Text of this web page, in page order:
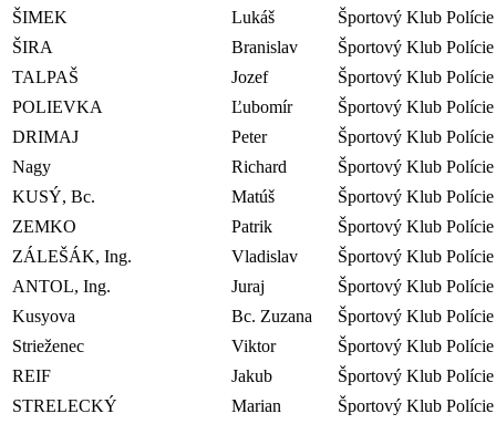
ŠIMEK
Lukáš
Športový Klub
ŠIRA
Branislav
Športový Klub
TALPAŠ
Jozef
Športový Klub
POLIEVKA
Ľubomír
Športový Klub
DRIMAJ
Peter
Športový Klub
Nagy
Richard
Športový Klub
KUSÝ, Bc.
Matúš
Športový Klub
ZEMKO
Patrik
Športový Klub
ZÁLEŠÁK, Ing.
Vladislav
Športový Klub
ANTOL, Ing.
Juraj
Športový Klub
Kusyova
Bc. Zuzana
Športový Klub
Strieženec
Viktor
Športový Klub
REIF
Jakub
Športový Klub
STRELECKÝ
Marian
Športový Klub